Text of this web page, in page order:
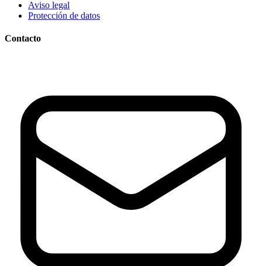
Aviso legal
Protección de datos
Contacto